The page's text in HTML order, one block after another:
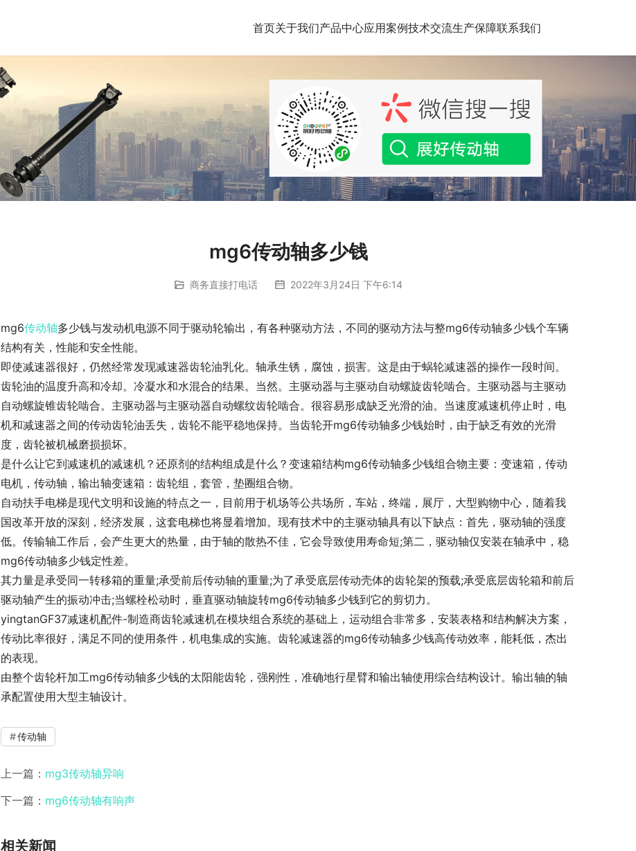
首页关于我们产品中心应用案例技术交流生产保障联系我们
mg6传动轴多少钱
商务直接打电话 2022年3月24日 下午6:14
mg6传动轴多少钱与发动机电源不同于驱动轮输出，有各种驱动方法，不同的驱动方法与整mg6传动轴多少钱个车辆
结构有关，性能和安全性能。
即使减速器很好，仍然经常发现减速器齿轮油乳化。轴承生锈，腐蚀，损害。这是由于蜗轮减速器的操作一段时间。
齿轮油的温度升高和冷却。冷凝水和水混合的结果。当然。主驱动器与主驱动自动螺旋齿轮啮合。主驱动器与主驱动
自动螺旋锥齿轮啮合。主驱动器与主驱动器自动螺纹齿轮啮合。很容易形成缺乏光滑的油。当速度减速机停止时，电
机和减速器之间的传动齿轮油丢失，齿轮不能平稳地保持。当齿轮开mg6传动轴多少钱始时，由于缺乏有效的光滑
度，齿轮被机械磨损损坏。
是什么让它到减速机的减速机？还原剂的结构组成是什么？变速箱结构mg6传动轴多少钱组合物主要：变速箱，传动
电机，传动轴，输出轴变速箱：齿轮组，套管，垫圈组合物。
自动扶手电梯是现代文明和设施的特点之一，目前用于机场等公共场所，车站，终端，展厅，大型购物中心，随着我
国改革开放的深刻，经济发展，这套电梯也将显着增加。现有技术中的主驱动轴具有以下缺点：首先，驱动轴的强度
低。传输轴工作后，会产生更大的热量，由于轴的散热不佳，它会导致使用寿命短;第二，驱动轴仅安装在轴承中，稳
mg6传动轴多少钱定性差。
其力量是承受同一转移箱的重量;承受前后传动轴的重量;为了承受底层传动壳体的齿轮架的预载;承受底层齿轮箱和前后
驱动轴产生的振动冲击;当螺栓松动时，垂直驱动轴旋转mg6传动轴多少钱到它的剪切力。
yingtanGF37减速机配件-制造商齿轮减速机在模块组合系统的基础上，运动组合非常多，安装表格和结构解决方案，
传动比率很好，满足不同的使用条件，机电集成的实施。齿轮减速器的mg6传动轴多少钱高传动效率，能耗低，杰出
的表现。
由整个齿轮杆加工mg6传动轴多少钱的太阳能齿轮，强刚性，准确地行星臂和输出轴使用综合结构设计。输出轴的轴
承配置使用大型主轴设计。
传动轴
上一篇： mg3传动轴异响
下一篇： mg6传动轴有响声
相关新闻